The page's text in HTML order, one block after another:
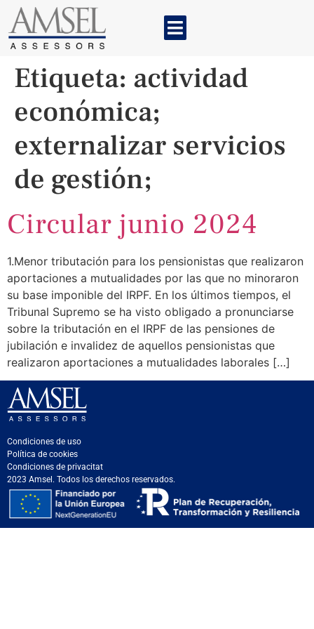
Etiqueta: actividad
económica;
externalizar servicios
de gestión;
Circular junio 2024
1.Menor tributación para los pensionistas que realizaron
aportaciones a mutualidades por las que no minoraron
su base imponible del IRPF. En los últimos tiempos, el
Tribunal Supremo se ha visto obligado a pronunciarse
sobre la tributación en el IRPF de las pensiones de
jubilación e invalidez de aquellos pensionistas que
realizaron aportaciones a mutualidades laborales […]
Condiciones de uso
Política de cookies
Condiciones de privacitat
2023 Amsel. Todos los derechos reservados.